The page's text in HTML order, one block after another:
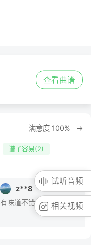
查看曲谱
满意度 100% →
谱子容易(2)
z**8
有味道不错
试听音频
相关视频